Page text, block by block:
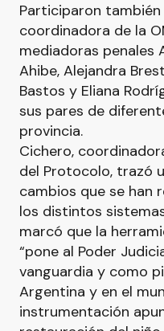
Participaron
coordinadora de la
mediadoras penales
Ahibe, Alejandra
Bastos y Eliana
sus pares de
provincia.
Cichero,
del Protocolo, trazó
cambios que se han
los distintos
marcó que la
“pone al Poder
vanguardia y como
Argentina y en el
instrumentación